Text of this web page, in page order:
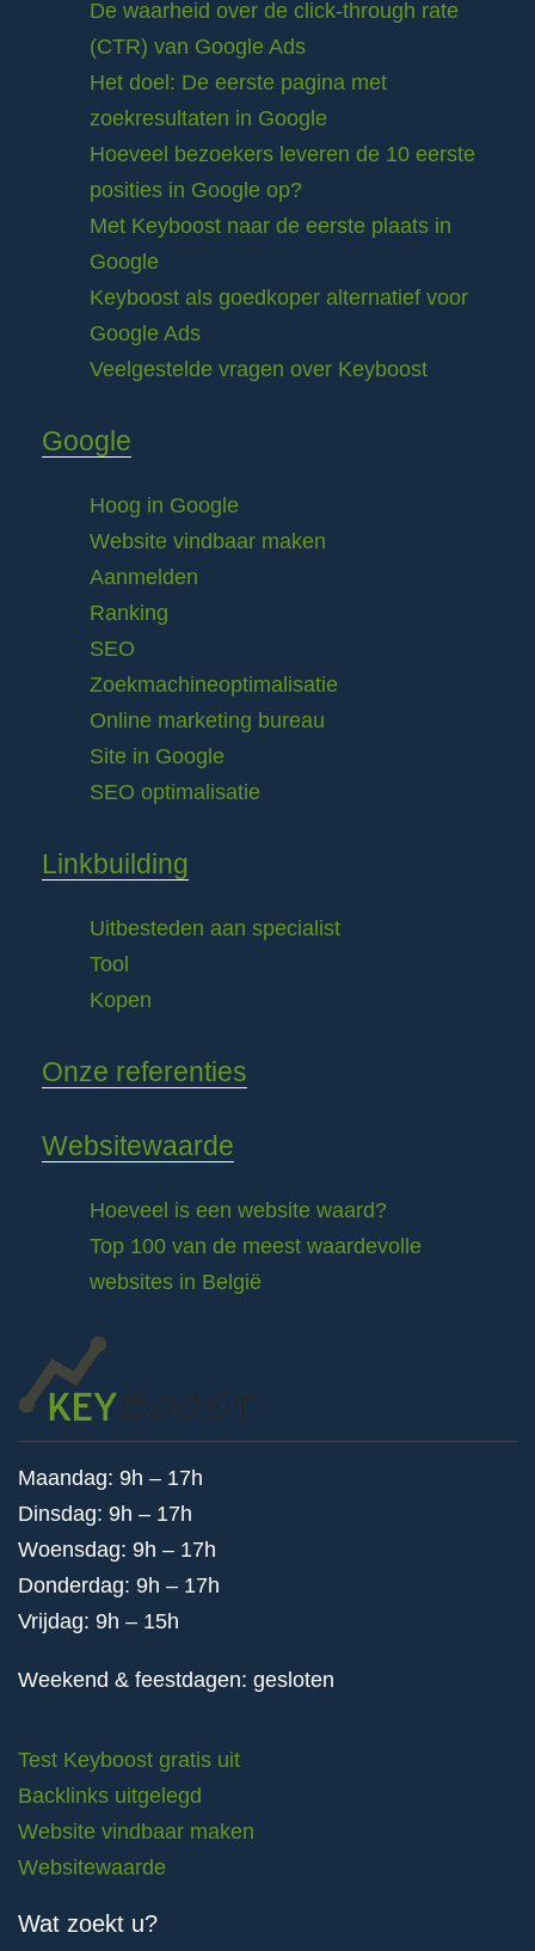
De waarheid over de click-through rate
(CTR) van Google Ads
Het doel: De eerste pagina met
zoekresultaten in Google
Hoeveel bezoekers leveren de 10 eerste
posities in Google op?
Met Keyboost naar de eerste plaats in
Google
Keyboost als goedkoper alternatief voor
Google Ads
Veelgestelde vragen over Keyboost
Google
Hoog in Google
Website vindbaar maken
Aanmelden
Ranking
SEO
Zoekmachineoptimalisatie
Online marketing bureau
Site in Google
SEO optimalisatie
Linkbuilding
Uitbesteden aan specialist
Tool
Kopen
Onze referenties
Websitewaarde
Hoeveel is een website waard?
Top 100 van de meest waardevolle
websites in België
Maandag: 9h – 17h
Dinsdag: 9h – 17h
Woensdag: 9h – 17h
Donderdag: 9h – 17h
Vrijdag: 9h – 15h
Weekend & feestdagen: gesloten
Test Keyboost gratis uit
Backlinks uitgelegd
Website vindbaar maken
Websitewaarde
Wat zoekt u?